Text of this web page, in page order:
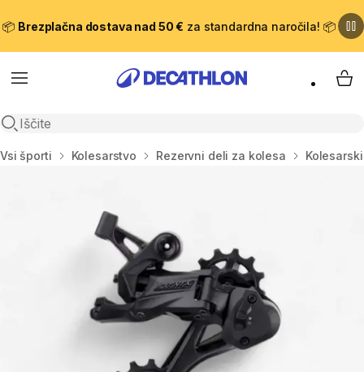
📦 Brezplačna dostava nad 50 € za standardna naročila! 📦
Meni
Odpri iskanje
Domov
Vsi športi Kolesarstvo Rezervni deli za kolesa